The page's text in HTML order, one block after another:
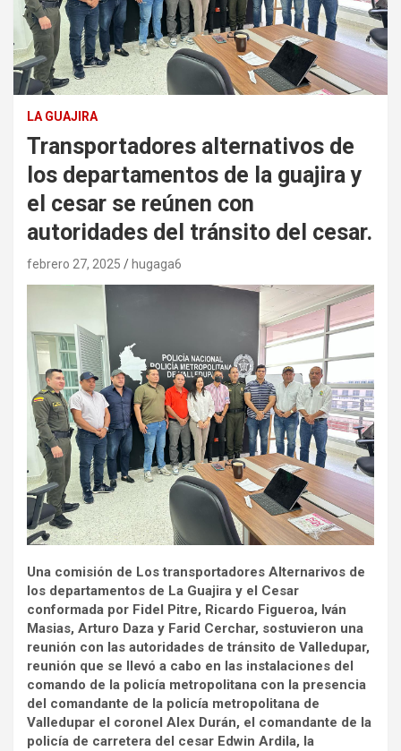
LA GUAJIRA
Transportadores alternativos de
los departamentos de la guajira y
el cesar se reúnen con
autoridades del tránsito del cesar.
febrero 27, 2025 hugaga6
Una comisión de Los transportadores Alternarivos de
los departamentos de La Guajira y el Cesar
conformada por Fidel Pitre, Ricardo Figueroa, Iván
Masias, Arturo Daza y Farid Cerchar, sostuvieron una
reunión con las autoridades de tránsito de Valledupar,
reunión que se llevó a cabo en las instalaciones del
comando de la policía metropolitana con la presencia
del comandante de la policía metropolitana de
Valledupar el coronel Alex Durán, el comandante de la
policía de carretera del cesar Edwin Ardila, la